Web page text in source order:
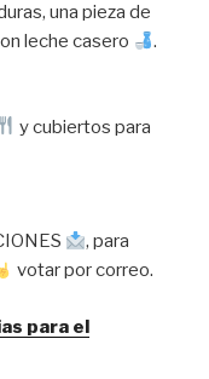
una pieza de
leche casero .
y cubiertos para
, para
votar por correo.
para el